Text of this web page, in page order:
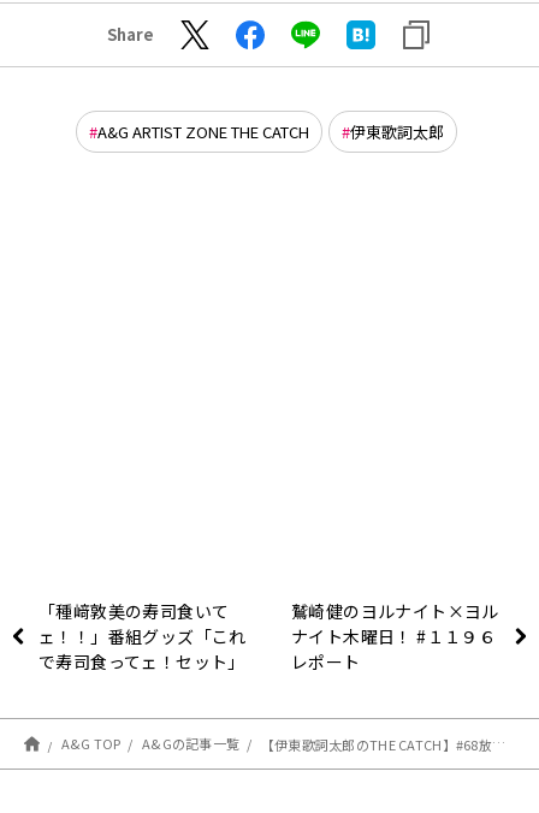
Share
A&G ARTIST ZONE THE CATCH 伊東歌詞太郎
「種﨑敦美の寿司食いて
ェ！！」番組グッズ「これ
で寿司食ってェ！セット」
鷲崎健のヨルナイト×ヨル
ナイト木曜日！ #１１９６
レポート
A&G TOP A&Gの記事一覧 【伊東歌詞太郎のTHE CATCH】#68放送後記